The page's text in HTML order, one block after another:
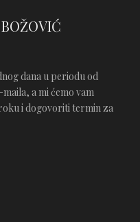
dana u periodu od
a mi ćemo vam
i dogovoriti termin za